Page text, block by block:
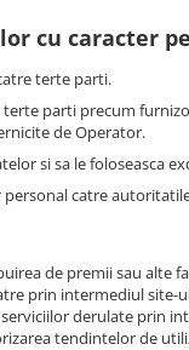
cu caracter
terte parti.
parti precum
de Operator.
si sa le foloseasca
catre
de premii sau alte
prin intermediul site-
derulate prin
tendintelor de